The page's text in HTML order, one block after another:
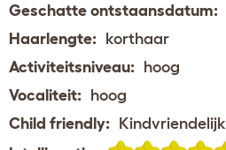
Geschatte ontstaansdatum:
Haarlengte: korthaar
Activiteitsniveau: hoog
Vocaliteit: hoog
Child friendly: Kindvriendelijk